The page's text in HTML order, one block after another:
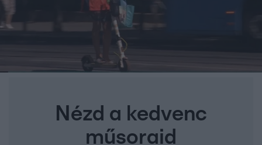
Nézd a kedvenc
műsoraid